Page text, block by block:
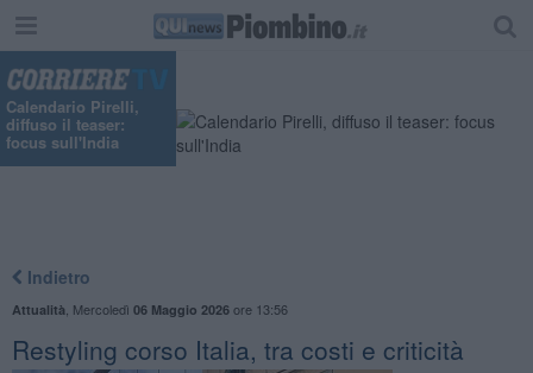
Calendario Pirelli,
diffuso il teaser:
focus sull'India
Indietro
Attualità Mercoledì 06 Maggio 2026ore 13:56
Restyling corso Italia, tra costi e criticità